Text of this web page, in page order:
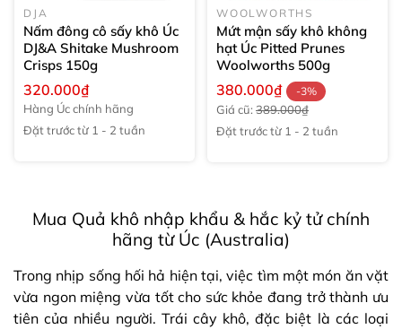
DJA
Nấm đông cô sấy khô Úc
DJ&A Shitake Mushroom
Crisps 150g
320.000₫
Hàng Úc chính hãng
Đặt trước từ 1 - 2 tuần
WOOLWORTHS
Mứt mận sấy khô không
hạt Úc Pitted Prunes
Woolworths 500g
380.000₫ -3%
Giá cũ: 389.000₫
Đặt trước từ 1 - 2 tuần
Mua Quả khô nhập khẩu & hắc kỷ tử chính
hãng từ Úc (Australia)
Trong nhịp sống hối hả hiện tại, việc tìm một món ăn vặt
vừa ngon miệng vừa tốt cho sức khỏe đang trở thành ưu
tiên của nhiều người. Trái cây khô, đặc biệt là các loại